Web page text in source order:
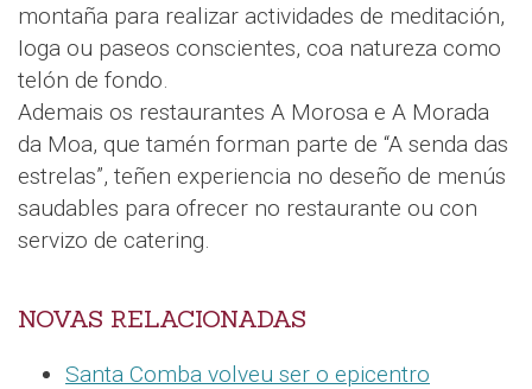
montaña para realizar actividades de meditación,
Ioga ou paseos conscientes, coa natureza como
telón de fondo.
Ademais os restaurantes A Morosa e A Morada
da Moa, que tamén forman parte de “A senda das
estrelas”, teñen experiencia no deseño de menús
saudables para ofrecer no restaurante ou con
servizo de catering.
NOVAS RELACIONADAS
Santa Comba volveu ser o epicentro